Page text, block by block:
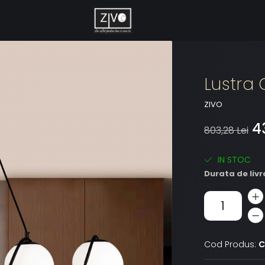
Lustra
ZIVO
803,28 Lei
IN STOC
Durata de
Cod Produs: